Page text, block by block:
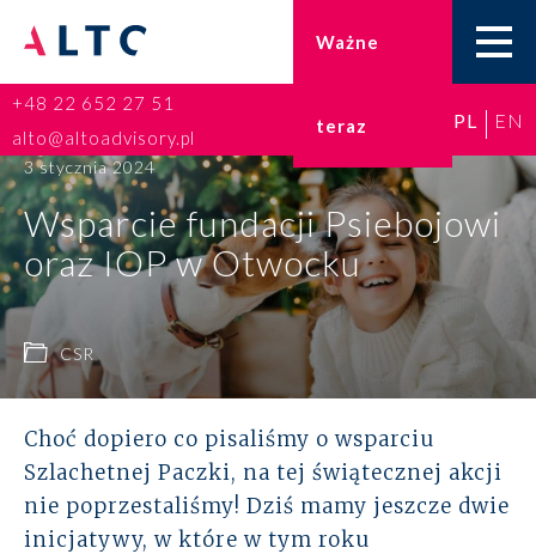
Ważne
teraz
Doradztwo podatkowe
Księgowość
Kadry i płace
ESG
Broker ubezpieczeniowy
Prawo karne dla biznesu
+48 22 652 27 51
alto@altoadvisory.pl
PL EN
3 stycznia 2024
Wsparcie fundacji Psiebojowi
oraz IOP w Otwocku
CSR
Choć dopiero co pisaliśmy o wsparciu
Szlachetnej Paczki, na tej świątecznej akcji
nie poprzestaliśmy! Dziś mamy jeszcze dwie
inicjatywy, w które w tym roku